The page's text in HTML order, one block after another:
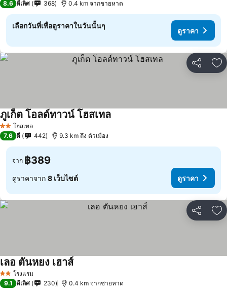
8.6 ดีเลิศ 368 0.4 km จากชายหาด
เลือกวันที่เพื่อดูราคาในวันนั้นๆ
ดูราคา
แชร์ เ
2 ดาวโฮสเทล
ภูเก็ต โอลด์ทาวน์ โฮสเทล
7.6 ดี 442 9.3 km ถึง ตัวเมือง
จาก ฿389
ดูราคาจาก 8 เว็บไซต์ ดูราคา
แชร์ เ
2 ดาวโรงแรม
เลอ ตันหยง เฮาส์
9.1 ดีเลิศ 230 0.4 km จากชายหาด